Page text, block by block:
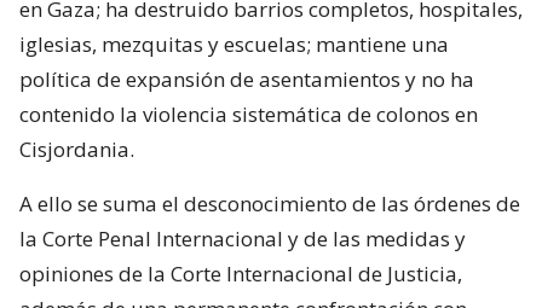
en Gaza; ha destruido barrios completos, hospitales,
iglesias, mezquitas y escuelas; mantiene una
política de expansión de asentamientos y no ha
contenido la violencia sistemática de colonos en
Cisjordania.
A ello se suma el desconocimiento de las órdenes de
la Corte Penal Internacional y de las medidas y
opiniones de la Corte Internacional de Justicia,